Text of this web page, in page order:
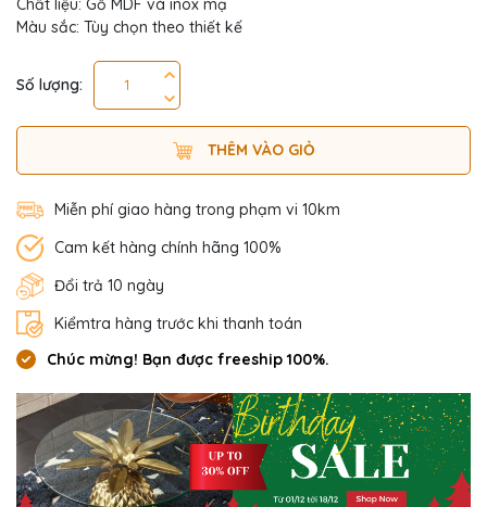
Chất liệu: Gỗ MDF và inox mạ
Màu sắc: Tùy chọn theo thiết kế
Số lượng:
THÊM VÀO GIỎ
Miễn phí giao hàng trong phạm vi 10km
Cam kết hàng chính hãng 100%
Đổi trả 10 ngày
Kiểmtra hàng trước khi thanh toán
Chúc mừng! Bạn được freeship 100%.